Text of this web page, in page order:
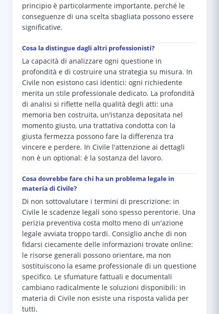
principio è particolarmente importante, perché le
conseguenze di una scelta sbagliata possono essere
significative.
Cosa la distingue dagli altri professionisti?
La capacità di analizzare ogni questione in
profondità e di costruire una strategia su misura. In
Civile non esistono casi identici: ogni richiedente
merita un stile professionale dedicato. La profondità
di analisi si riflette nella qualità degli atti: una
memoria ben costruita, un'istanza depositata nel
momento giusto, una trattativa condotta con la
giusta fermezza possono fare la differenza tra
vincere e perdere. In Civile l'attenzione ai dettagli
non è un optional: è la sostanza del lavoro.
Cosa dovrebbe fare chi ha un problema legale in
materia di Civile?
Di non sottovalutare i termini di prescrizione: in
Civile le scadenze legali sono spesso perentorie. Una
perizia preventiva costa molto meno di un'azione
legale avviata troppo tardi. Consiglio anche di non
fidarsi ciecamente delle informazioni trovate online:
le risorse generali possono orientare, ma non
sostituiscono la esame professionale di un questione
specifico. Le sfumature fattuali e documentali
cambiano radicalmente le soluzioni disponibili: in
materia di Civile non esiste una risposta valida per
tutti.